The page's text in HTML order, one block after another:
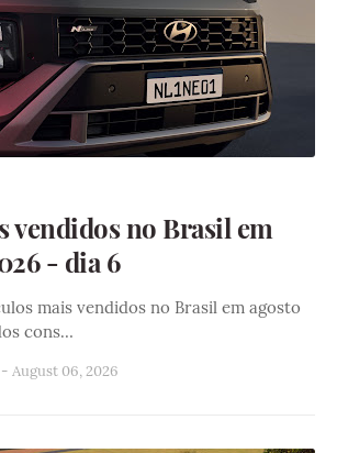
vendidos no Brasil em
- dia 6
mais vendidos no Brasil em agosto
cons…
- August 06, 2026